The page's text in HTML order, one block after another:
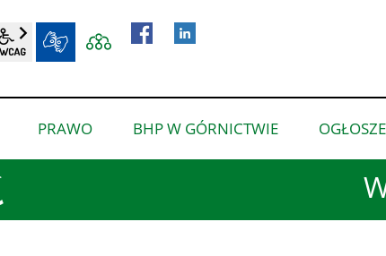
wcag2.1
pokaż
podmenu
PRAWO
pokaż
podmenu
BHP W GÓRNICTWIE
pokaż
podmenu